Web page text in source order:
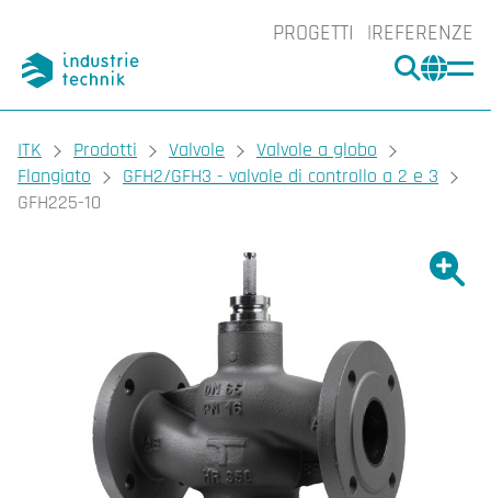
PROGETTI REFERENZE
CERCA
You are here:
ITK Prodotti Valvole
Valvole a globo
Flangiato
GFH2/GFH3 - valvole di controllo a 2 e 3
GFH225-10